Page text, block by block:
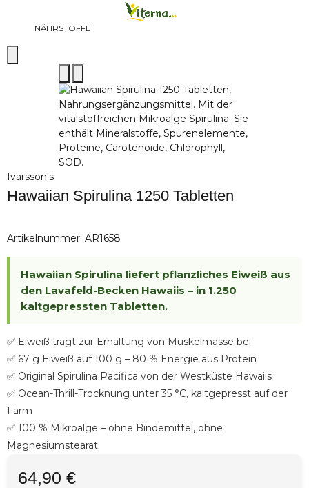
NÄHRSTOFFE
Ivarsson's
Hawaiian Spirulina 1250 Tabletten
Artikelnummer: AR1658
Hawaiian Spirulina liefert pflanzliches Eiweiß aus
den Lavafeld-Becken Hawaiis – in 1.250
kaltgepressten Tabletten.
✅ Eiweiß trägt zur Erhaltung von Muskelmasse bei
✅ 67 g Eiweiß auf 100 g – 80 % Energie aus Protein
✅ Original Spirulina Pacifica von der Westküste Hawaiis
✅ Ocean-Thrill-Trocknung unter 35 °C, kaltgepresst auf der
Farm
✅ 100 % Mikroalge – ohne Bindemittel, ohne
Magnesiumstearat
64,90 €